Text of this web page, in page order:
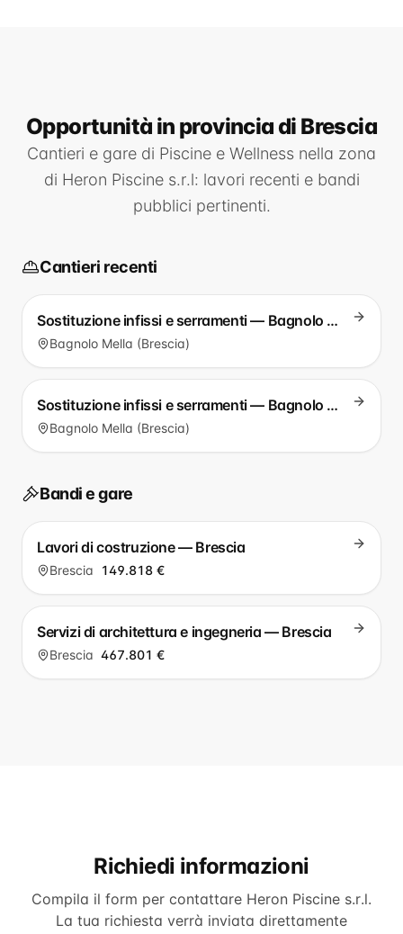
Opportunità in provincia di Brescia
Cantieri e gare di Piscine e Wellness nella zona
di Heron Piscine s.r.l: lavori recenti e bandi
pubblici pertinenti.
Cantieri recenti
Sostituzione infissi e serramenti — Bagnolo Mella
Bagnolo Mella (Brescia)
Sostituzione infissi e serramenti — Bagnolo Mella
Bagnolo Mella (Brescia)
Bandi e gare
Lavori di costruzione — Brescia
Brescia 149.818 €
Servizi di architettura e ingegneria — Brescia
Brescia 467.801 €
Richiedi informazioni
Compila il form per contattare Heron Piscine s.r.l.
La tua richiesta verrà inviata direttamente